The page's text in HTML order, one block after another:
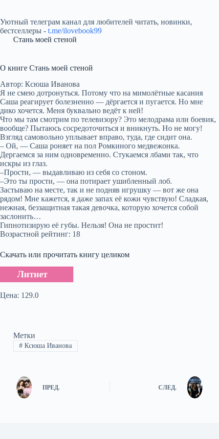
Уютный телеграм канал для любителей читать, новинки,
бестселлеры - t.me/ilovebook99
Стань моей стеной
О книге Стань моей стеной
Автор: Ксюша Иванова
Я не смею дотронуться. Потому что на мимолётные касания
Саша реагирует болезненно — дёргается и пугается. Но мне
дико хочется. Меня буквально ведёт к ней!
Что мы там смотрим по телевизору? Это мелодрама или боевик,
вообще? Пытаюсь сосредоточиться и вникнуть. Но не могу!
Взгляд самовольно уплывает вправо, туда, где сидит она.
– Ой, — Саша роняет на пол Ромкиного медвежонка.
Дергаемся за ним одновременно. Стукаемся лбами так, что
искры из глаз.
–Прости, — выдавливаю из себя со стоном.
–Это ты прости, — она потирает ушибленный лоб.
Застываю на месте, так и не подняв игрушку — вот же она
рядом! Мне кажется, я даже запах её кожи чувствую! Сладкая,
нежная, беззащитная такая девочка, которую хочется собой
заслонить…
Гипнотизирую её губы. Нельзя! Она не простит!
Возрастной рейтинг: 18
Скачать или прочитать книгу целиком
Литнет
Цена: 129.0
Метки
#Ксюша Иванова
ПРЕД. СЛЕД.